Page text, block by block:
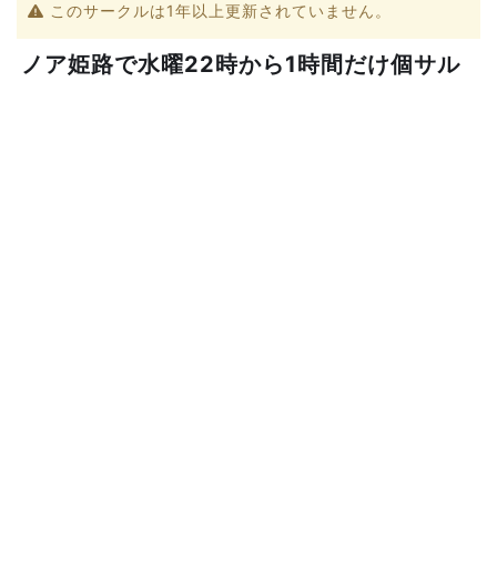
このサークルは1年以上更新されていません。
ノア姫路で水曜22時から1時間だけ個サル